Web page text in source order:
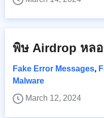
พิษ Airdrop หลอ
Fake Error Messages,
Malware
March 12, 2024